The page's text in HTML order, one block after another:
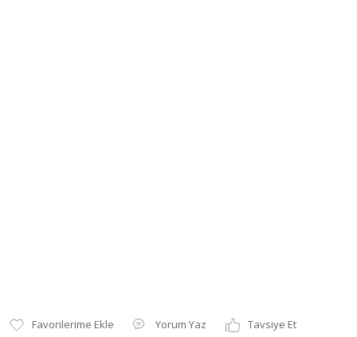
Yorum Yaz
Tavsiye Et